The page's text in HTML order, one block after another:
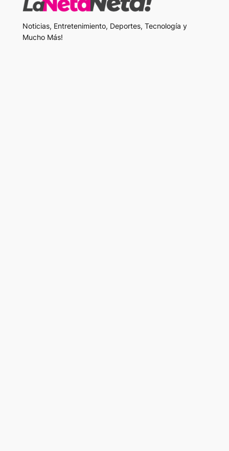
Noticias, Entretenimiento, Deportes, Tecnología y
Mucho Más!